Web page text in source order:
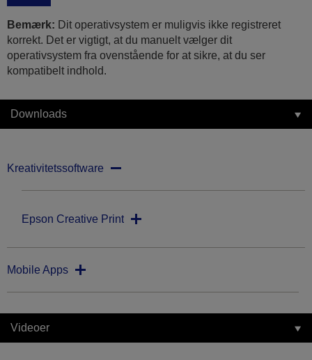
Bemærk: Dit operativsystem er muligvis ikke registreret
korrekt. Det er vigtigt, at du manuelt vælger dit
operativsystem fra ovenstående for at sikre, at du ser
kompatibelt indhold.
Downloads
Kreativitetssoftware
Epson Creative Print
Mobile Apps
Videoer